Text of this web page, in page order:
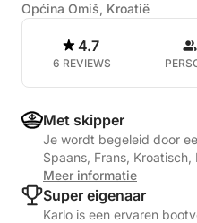
Općina Omiš, Kroatië
4.7
6 REVIEWS
Met skipper
Je wordt begeleid door
Spaans, Frans,
Meer informatie
Super eigenaar
Karlo is een ervaren